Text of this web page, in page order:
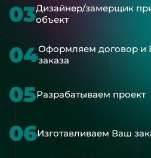
03Дизайнер/замерщик
объект
04Оформляем договор и
заказа
05Разрабатываем проект
06Изготавливаем Ваш